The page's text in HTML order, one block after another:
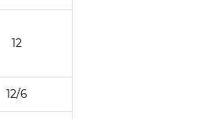
12
12/6